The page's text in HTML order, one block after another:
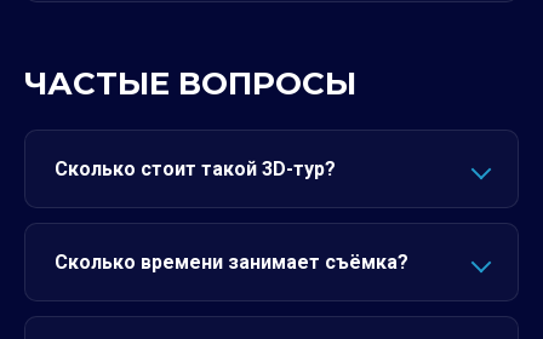
ЧАСТЫЕ ВОПРОСЫ
Сколько стоит такой 3D-тур?
Сколько времени занимает съёмка?